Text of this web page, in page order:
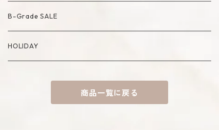
Compote・Cake Stand
Placemat
Candle Accessory
Basket
Object
Mirror
Socks
B-Grade SALE
HOLIDAY
商品一覧に戻る